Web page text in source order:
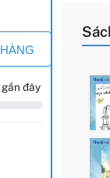
đây